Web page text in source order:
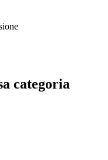
categoria